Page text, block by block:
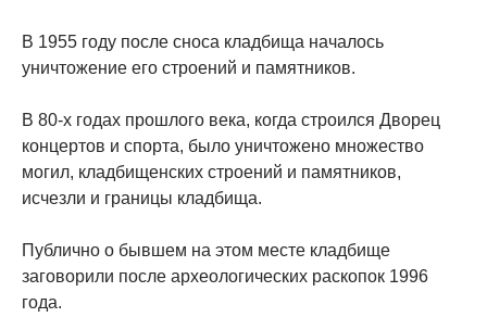
В 1955 году после сноса кладбища началось
уничтожение его строений и памятников.
В 80-х годах прошлого века, когда строился Дворец
концертов и спорта, было уничтожено множество
могил, кладбищенских строений и памятников,
исчезли и границы кладбища.
Публично о бывшем на этом месте кладбище
заговорили после археологических раскопок 1996
года.